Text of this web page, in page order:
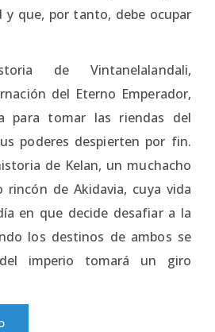
y que, por tanto, debe ocupar
de Vintanelalandali,
del Eterno Emperador,
para tomar las riendas del
poderes despierten por fin.
de Kelan, un muchacho
de Akidavia, cuya vida
en que decide desafiar a la
los destinos de ambos se
imperio tomará un giro